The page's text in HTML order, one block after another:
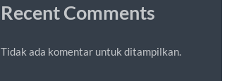
Recent Comments
Tidak ada komentar untuk ditampilkan.